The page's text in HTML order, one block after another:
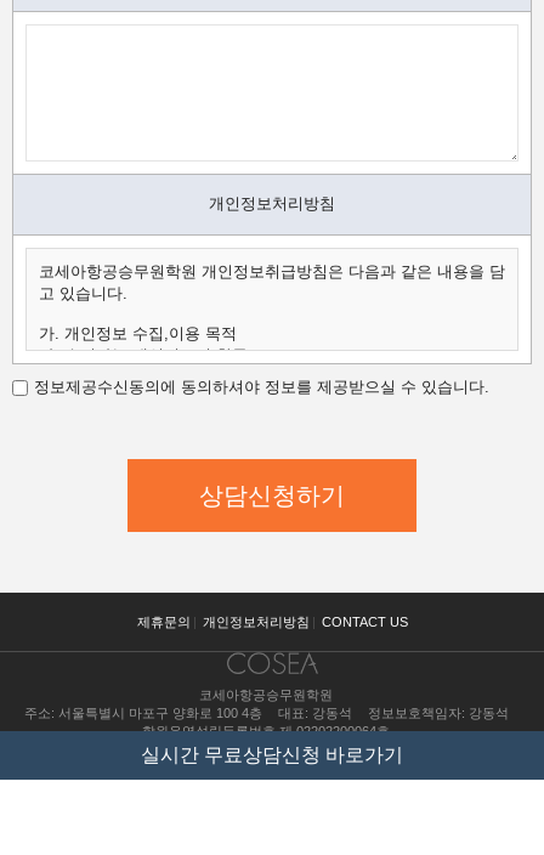
개인정보처리방침
코세아항공승무원학원 개인정보취급방침은 다음과 같은 내용을 담
고 있습니다.
가. 개인정보 수집,이용 목적
나. 수집하는 개인정보의 항목
다. 개인정보의 보유 및 이용 기간
가.개인정보 수집,이용 목적
코세아항공승무원학원은 다음과 같은 방법으로 개인정보를 수집합
- 홈페이지 내 상담신청(입학문의, 상담신청)
- 과정문의에 대한 학과담당자들의 전화 및 이메일 상담
나.수집하는 개인정보의 항목
코세아항공승무원학원은 고객님의 온라인상담(입학문의, 상담신
개인정보를 아래와 같이 수집하고 있습니다.
- 이름, 핸드폰, 이메일, 직업, 나이 기록
다.개인정보의 보유 및 이용 기간
없이 파기합니다
정보제공수신동의에 동의하셔야 정보를 제공받으실 수 있습니다.
제휴문의 | 개인정보처리방침 | CONTACT US
코세아항공승무원학원
주소: 서울특별시 마포구 양화로 100 4층
대표: 강동석
정보보호책임자: 강동석
학원운영설립등록번호 제 02202200064호
수강료 조회
copyright(c) COSEA all right reserved.
실시간 무료상담신청 바로가기